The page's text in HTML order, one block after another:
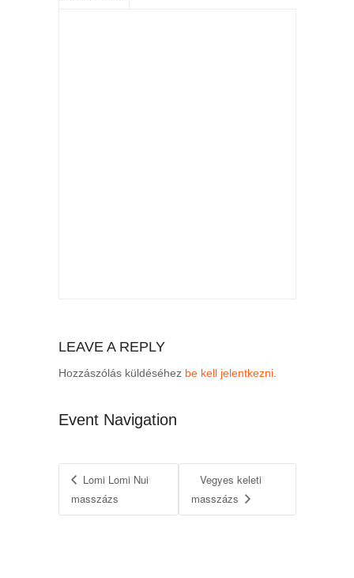
LEAVE A REPLY
Hozzászólás küldéséhez be kell jelentkezni.
Event Navigation
Lomi Lomi Nui
masszázs
Vegyes keleti
masszázs